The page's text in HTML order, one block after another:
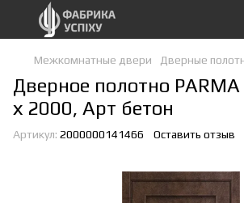
Межкомнатные двери Дверные
Дверное полотно
х 2000, Арт бетон
Артикул: 2000000141466 Оставить отзыв